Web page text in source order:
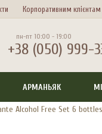
Корпоративним клієнтам
пн-пт 10:00 - 19:00
+38 (050) 999-
АРМАНЬЯК
Alcohol Free Set 6 bottles